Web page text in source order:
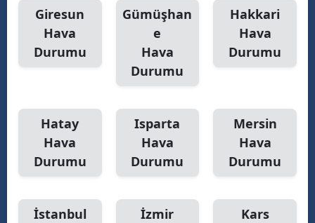
Giresun
Hava
Durumu
Gümüşhan
e
Hava
Durumu
Hakkari
Hava
Durumu
Hatay
Hava
Durumu
Isparta
Hava
Durumu
Mersin
Hava
Durumu
İstanbul
İzmir
Kars